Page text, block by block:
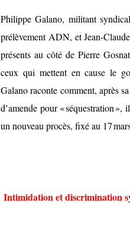
Philippe Galano, militant
prélèvement ADN, et Jean-
présents au côté de Pierre
ceux qui mettent en cause le
Galano raconte comment, après
d’amende pour « séquestration
un nouveau procès, fixé au 17
Intimidation et discrimination